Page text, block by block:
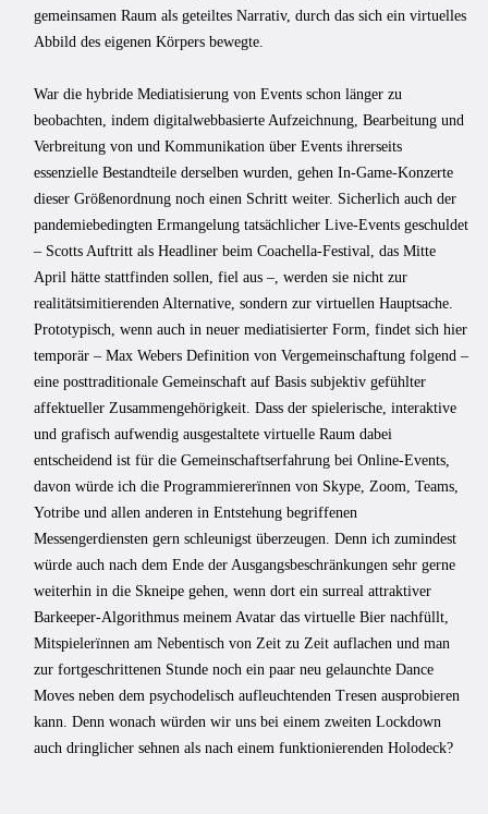
gemeinsamen Raum als geteiltes Narrativ, durch das sich ein virtuelles
Abbild des eigenen Körpers bewegte.
War die hybride Mediatisierung von Events schon länger zu
beobachten, indem digitalwebbasierte Aufzeichnung, Bearbeitung und
Verbreitung von und Kommunikation über Events ihrerseits
essenzielle Bestandteile derselben wurden, gehen In-Game-Konzerte
dieser Größenordnung noch einen Schritt weiter. Sicherlich auch der
pandemiebedingten Ermangelung tatsächlicher Live-Events geschuldet
– Scotts Auftritt als Headliner beim Coachella-Festival, das Mitte
April hätte stattfinden sollen, fiel aus –, werden sie nicht zur
realitätsimitierenden Alternative, sondern zur virtuellen Hauptsache.
Prototypisch, wenn auch in neuer mediatisierter Form, findet sich hier
temporär – Max Webers Definition von Vergemeinschaftung folgend –
eine posttraditionale Gemeinschaft auf Basis subjektiv gefühlter
affektueller Zusammengehörigkeit. Dass der spielerische, interaktive
und grafisch aufwendig ausgestaltete virtuelle Raum dabei
entscheidend ist für die Gemeinschaftserfahrung bei Online-Events,
davon würde ich die Programmiererïnnen von Skype, Zoom, Teams,
Yotribe und allen anderen in Entstehung begriffenen
Messengerdiensten gern schleunigst überzeugen. Denn ich zumindest
würde auch nach dem Ende der Ausgangsbeschränkungen sehr gerne
weiterhin in die Skneipe gehen, wenn dort ein surreal attraktiver
Barkeeper-Algorithmus meinem Avatar das virtuelle Bier nachfüllt,
Mitspielerïnnen am Nebentisch von Zeit zu Zeit auflachen und man
zur fortgeschrittenen Stunde noch ein paar neu gelaunchte Dance
Moves neben dem psychodelisch aufleuchtenden Tresen ausprobieren
kann. Denn wonach würden wir uns bei einem zweiten Lockdown
auch dringlicher sehnen als nach einem funktionierenden Holodeck?